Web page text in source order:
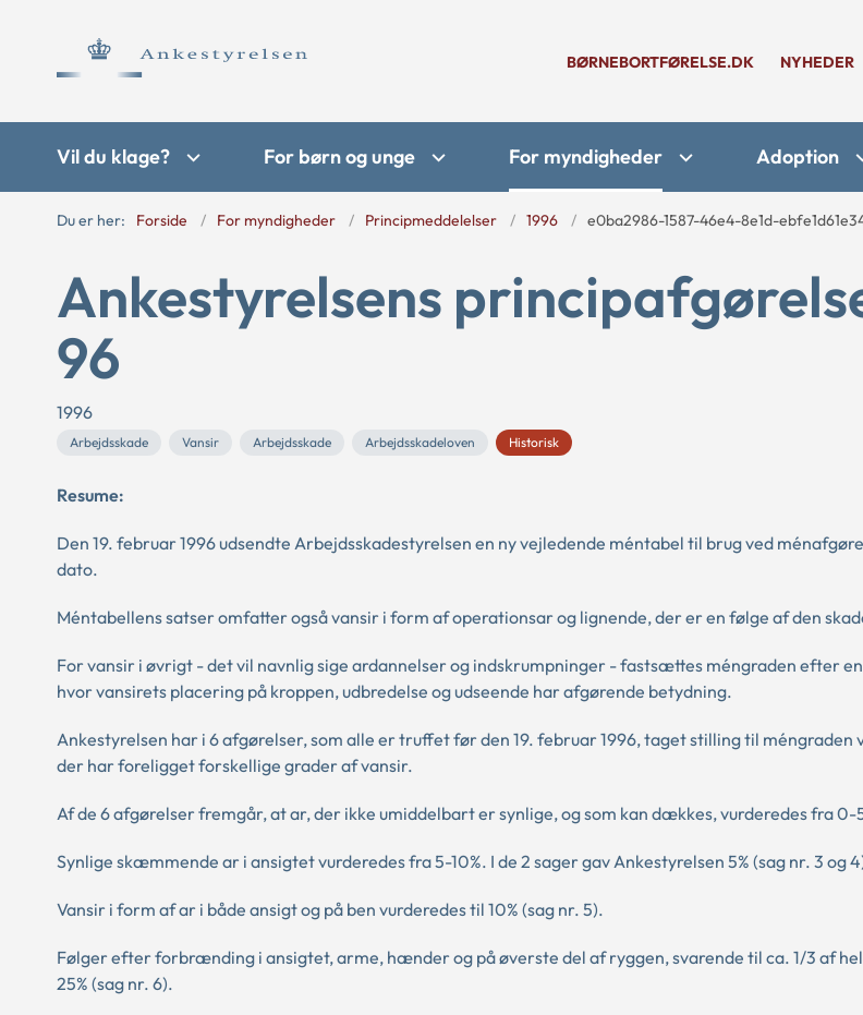
BØRNEBORTFØRELSE.DK NYHEDER
Vil du klage? For børn og unge For myndigheder Adoption
Du er her: Forside For myndigheder Principmeddelelser 1996 e0ba2986-1587-46e4-8e1d-
Ankestyrelsens
96
1996
Arbejdsskade Vansir Arbejdsskade Arbejdsskadeloven Historisk
Resume:
Den 19. februar 1996 udsendte Arbejdsskadestyrelsen en ny vejledende méntabel til brug ved
dato.
Méntabellens satser omfatter også vansir i form af operationsar og lignende, der er en følge af den
For vansir i øvrigt - det vil navnlig sige ardannelser og indskrumpninger - fastsættes méngraden efter
hvor vansirets placering på kroppen, udbredelse og udseende har afgørende betydning.
Ankestyrelsen har i 6 afgørelser, som alle er truffet før den 19. februar 1996, taget stilling til méngraden
der har foreligget forskellige grader af vansir.
Af de 6 afgørelser fremgår, at ar, der ikke umiddelbart er synlige, og som kan dækkes, vurderedes fra 0-
Synlige skæmmende ar i ansigtet vurderedes fra 5-10%. I de 2 sager gav Ankestyrelsen 5% (sag nr. 3 og
Vansir i form af ar i både ansigt og på ben vurderedes til 10% (sag nr. 5).
Følger efter forbrænding i ansigtet, arme, hænder og på øverste del af ryggen, svarende til ca. 1/3 af
25% (sag nr. 6).